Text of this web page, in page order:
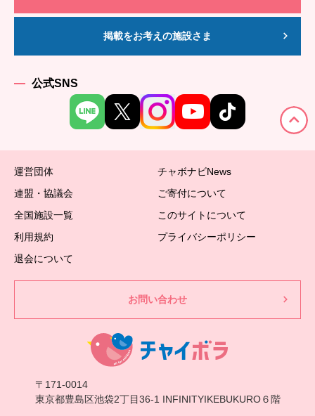
掲載をお考えの施設さま
公式SNS
運営団体
チャボナビNews
連盟・協議会
ご寄付について
全国施設一覧
このサイトについて
利用規約
プライバシーポリシー
退会について
お問い合わせ
〒171-0014
東京都豊島区池袋2丁目36-1 INFINITYIKEBUKURO６階